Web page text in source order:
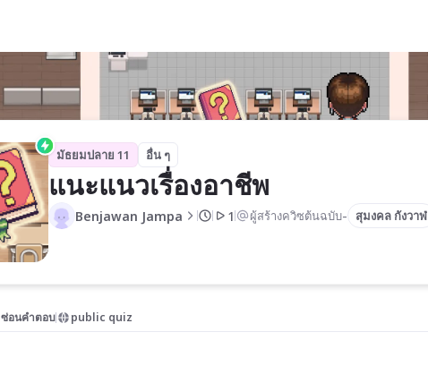
มัธยมปลาย 11 อื่น ๆ
แนะแนวเรื่องอาชีพ
Benjawan Jampa 1 ผู้สร้างควิซต้นฉบับ- สุมงคล กังวาฬ
ซ่อนคำตอบ public quiz